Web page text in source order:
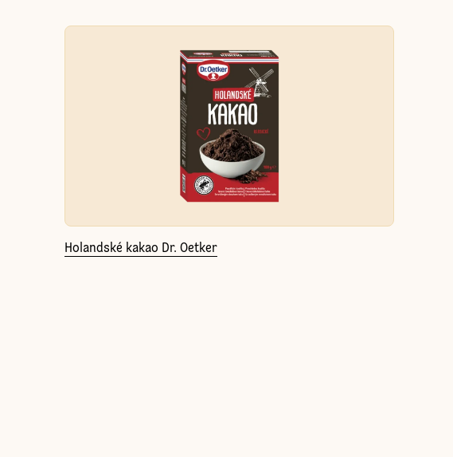
Holandské kakao Dr. Oetker